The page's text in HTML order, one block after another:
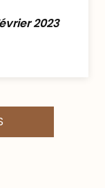
de
au
2023